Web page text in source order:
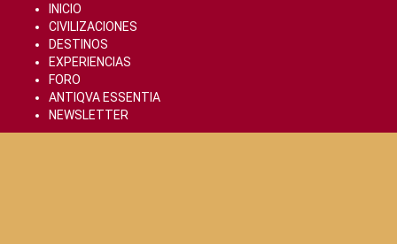
content
INICIO
CIVILIZACIONES
DESTINOS
EXPERIENCIAS
FORO
ANTIQVA ESSENTIA
NEWSLETTER